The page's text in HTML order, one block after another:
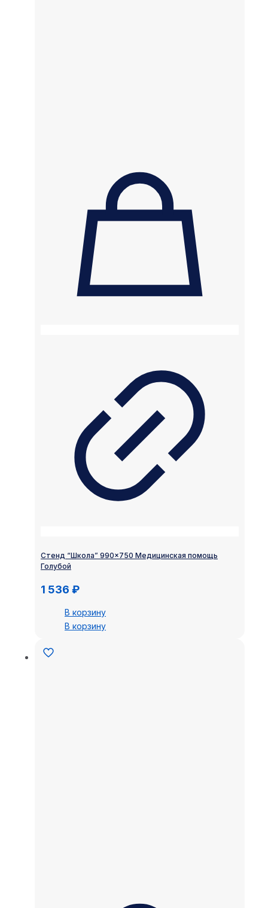
Стенд “Школа” 990×750 Медицинская помощь
Голубой
1 536 ₽
В корзину
В корзину